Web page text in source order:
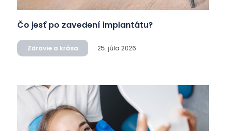
Čo jesť po zavedení implantátu?
Zdravie a krása 25. júla 2026